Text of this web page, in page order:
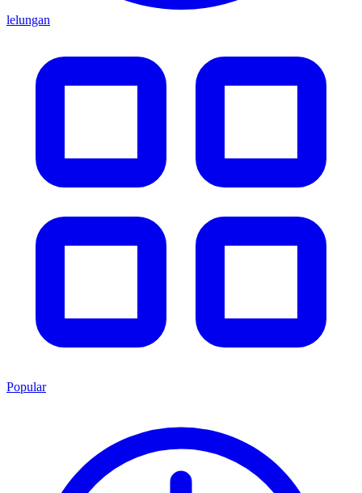
lelungan
Popular